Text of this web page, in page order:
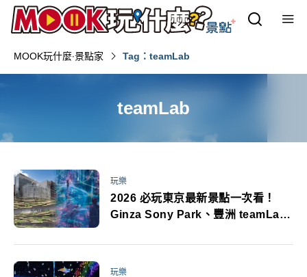
MOOK玩什麼‧景點家 Tag：teamLab
teamLab
玩樂
2026 必玩東京最新景點一次看！
Ginza Sony Park、豐洲 teamLab
玩樂